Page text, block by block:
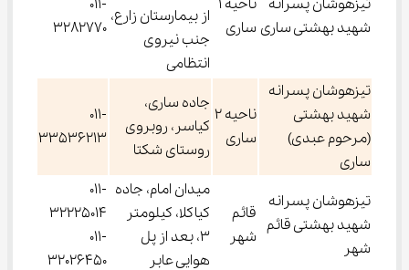
تیزهوشان پسرانه
شهید بهشتی ساری
ناحیه 1
ساری
از بیمارستان زارع،
جنب نیروی
انتظامی
011-
3282770
تیزهوشان پسرانه
شهید بهشتی
(مرحوم عبدی)
ساری
ناحیه 2
ساری
جاده ساری،
کیاسر، روبروی
روستای شکتا
011-
33536213
تیزهوشان پسرانه
شهید بهشتی قائم
شهر
قائم
شهر
میدان امام، جاده
کیاکلا، کیلومتر
3، بعد از پل
هوایی عابر
011-
32225014
011-
32026450